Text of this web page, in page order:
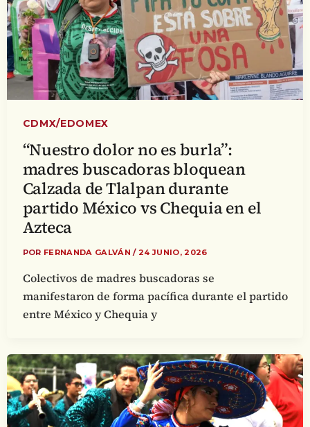
CDMX/EDOMEX
“Nuestro dolor no es burla”:
madres buscadoras bloquean
Calzada de Tlalpan durante
partido México vs Chequia en el
Azteca
POR FERNANDA GALVÁN/ 24 JUNIO, 2026
Colectivos de madres buscadoras se
manifestaron de forma pacífica durante el partido
entre México y Chequia y